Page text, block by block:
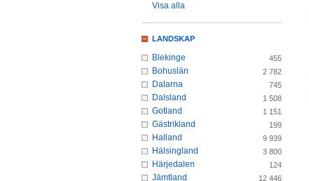
Visa alla
LANDSKAP
Blekinge 455
Bohuslän 2 782
Dalarna 745
Dalsland 1 508
Gotland 1 151
Gästrikland 199
Halland 9 939
Hälsingland 3 800
Härjedalen 124
Jämtland 12 446